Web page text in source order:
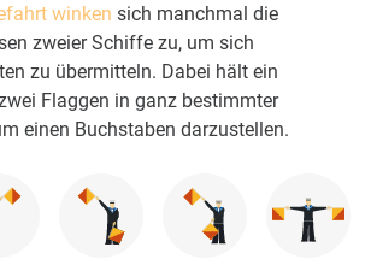
winken sich manchmal die
zweier Schiffe zu, um sich
zu übermitteln. Dabei hält ein
Flaggen in ganz bestimmter
einen Buchstaben darzustellen.